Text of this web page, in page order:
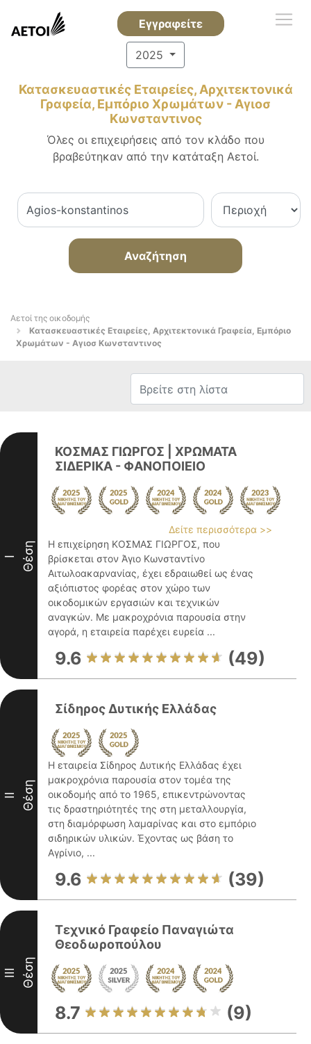
Εγγραφείτε
2025
Κατασκευαστικές Εταιρείες, Αρχιτεκτονικά
Γραφεία, Εμπόριο Χρωμάτων - Αγιοσ
Κωνσταντινος
Όλες οι επιχειρήσεις από τον κλάδο που
βραβεύτηκαν από την κατάταξη Αετοί.
Αναζήτηση
Αετοί της οικοδομής
Κατασκευαστικές Εταιρείες, Αρχιτεκτονικά Γραφεία, Εμπόριο
Χρωμάτων - Αγιοσ Κωνσταντινος
I Θέση
ΚΟΣΜΑΣ ΓΙΩΡΓΟΣ | ΧΡΩΜΑΤΑ
ΣΙΔΕΡΙΚΑ - ΦΑΝΟΠΟΙΕΙΟ
Δείτε περισσότερα >>
Η επιχείρηση ΚΟΣΜΑΣ ΓΙΩΡΓΟΣ, που
βρίσκεται στον Άγιο Κωνσταντίνο
Αιτωλοακαρνανίας, έχει εδραιωθεί ως ένας
αξιόπιστος φορέας στον χώρο των
οικοδομικών εργασιών και τεχνικών
αναγκών. Με μακροχρόνια παρουσία στην
αγορά, η εταιρεία παρέχει ευρεία ...
9.6 (49)
II Θέση
Σίδηρος Δυτικής Ελλάδας
Η εταιρεία Σίδηρος Δυτικής Ελλάδας έχει
μακροχρόνια παρουσία στον τομέα της
οικοδομής από το 1965, επικεντρώνοντας
τις δραστηριότητές της στη μεταλλουργία,
στη διαμόρφωση λαμαρίνας και στο εμπόριο
σιδηρικών υλικών. Έχοντας ως βάση το
Αγρίνιο, ...
9.6 (39)
III Θέση
Τεχνικό Γραφείο Παναγιώτα
Θεοδωροπούλου
8.7 (9)